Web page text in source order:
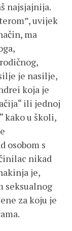
najsjajnija.
uvijek
ma
je nasilje,
koja je
ili jednoj
kako u školi,
osobom s
nikad
je,
seksualnog
za koju je